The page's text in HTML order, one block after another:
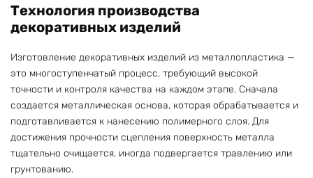
Технология производства
декоративных изделий
Изготовление декоративных изделий из металлопластика —
это многоступенчатый процесс, требующий высокой
точности и контроля качества на каждом этапе. Сначала
создается металлическая основа, которая обрабатывается и
подготавливается к нанесению полимерного слоя. Для
достижения прочности сцепления поверхность металла
тщательно очищается, иногда подвергается травлению или
грунтованию.